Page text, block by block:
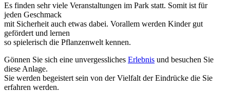
Es finden sehr viele Veranstaltungen im Park statt. Somit ist für
jeden Geschmack
mit Sicherheit auch etwas dabei. Vorallem werden Kinder gut
gefördert und lernen
so spielerisch die Pflanzenwelt kennen.
Gönnen Sie sich eine unvergessliches Erlebnis und besuchen Sie
diese Anlage.
Sie werden begeistert sein von der Vielfalt der Eindrücke die Sie
erfahren werden.